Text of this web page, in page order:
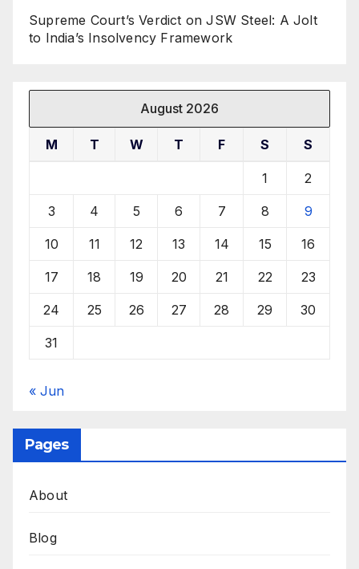
Supreme Court’s Verdict on JSW Steel: A Jolt
to India’s Insolvency Framework
August 2026
M T W T F S S
1 2
3 4 5 6 7 8 9
10 11 12 13 14 15 16
17 18 19 20 21 22 23
24 25 26 27 28 29 30
31
« Jun
Pages
About
Blog